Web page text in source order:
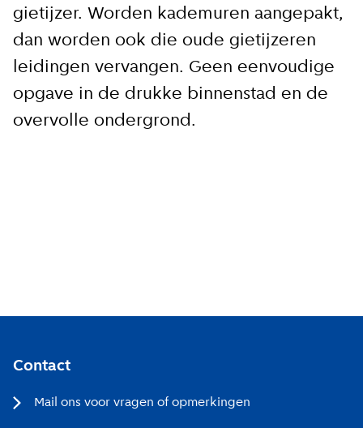
Ik ga akkoord met de
privacy voorwaarden
gietijzer. Worden kademuren aangepakt,
dan worden ook die oude gietijzeren
leidingen vervangen. Geen eenvoudige
opgave in de drukke binnenstad en de
overvolle ondergrond.
Contact
Mail ons voor vragen of opmerkingen